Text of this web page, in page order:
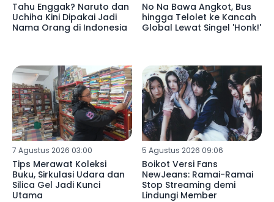
Tahu Enggak? Naruto dan
Uchiha Kini Dipakai Jadi
Nama Orang di Indonesia
No Na Bawa Angkot, Bus
hingga Telolet ke Kancah
Global Lewat Singel 'Honk!'
7 Agustus 2026 03:00
Tips Merawat Koleksi
Buku, Sirkulasi Udara dan
Silica Gel Jadi Kunci
Utama
5 Agustus 2026 09:06
Boikot Versi Fans
NewJeans: Ramai-Ramai
Stop Streaming demi
Lindungi Member